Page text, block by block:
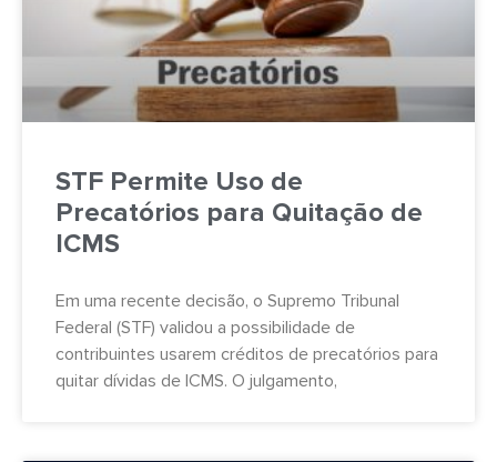
STF Permite Uso de
Precatórios para Quitação de
ICMS
Em uma recente decisão, o Supremo Tribunal
Federal (STF) validou a possibilidade de
contribuintes usarem créditos de precatórios para
quitar dívidas de ICMS. O julgamento,